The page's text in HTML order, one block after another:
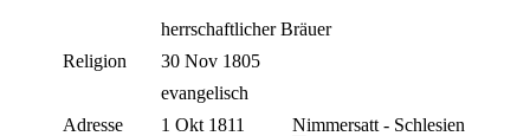
herrschaftlicher Bräuer
Religion
30 Nov 1805
evangelisch
Adresse
1 Okt 1811 Nimmersatt - Schlesien